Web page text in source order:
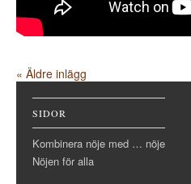
« Äldre inlägg
SIDOR
Kombinera nöje med … nöje
Nöjen för alla